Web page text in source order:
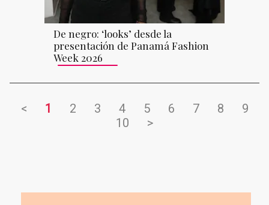
De negro: ‘looks’ desde la
presentación de Panamá Fashion
Week 2026
< 1 2 3 4 5 6 7 8
9
10
>